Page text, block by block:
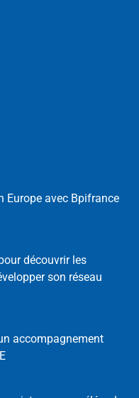
Europe avec Bpifrance
découvrir les
son réseau
accompagnement